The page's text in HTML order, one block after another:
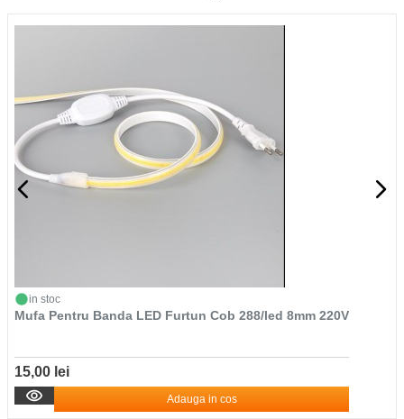
in stoc
Mufa Pentru Banda LED Furtun Cob 288/led 8mm 220V
15,00 lei
Adauga in cos